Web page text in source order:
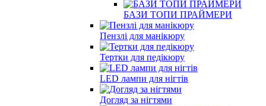
БАЗИ ТОПИ ПРАЙМЕРИ
Пензлі для манікюру
Тертки для педікюру
LED лампи для нігтів
Догляд за нігтями